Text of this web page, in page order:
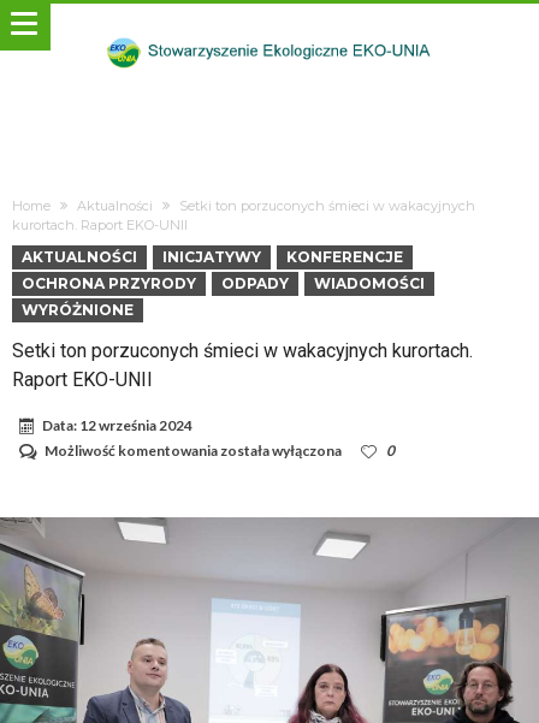
Home Aktualności
Setki ton porzuconych śmieci w wakacyjnych
kurortach. Raport EKO-UNII
AKTUALNOŚCI INICJATYWY
KONFERENCJE
OCHRONA PRZYRODY
ODPADY
WIADOMOŚCI
WYRÓŻNIONE
Setki ton porzuconych śmieci w wakacyjnych kurortach.
Raport EKO-UNII
Data: 12 września 2024
Możliwość komentowania Setki
EKO-
została wyłączona 0